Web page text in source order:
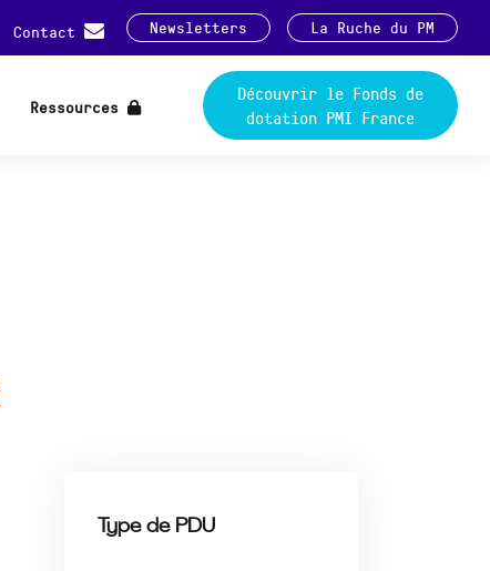
Contact Newsletters La Ruche du PM
Ressources
Découvrir le Fonds de
dotation PMI France
Type de PDU